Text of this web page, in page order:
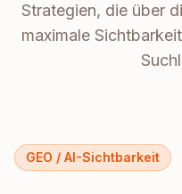
Strategien, die über
maximale
GEO / AI-Sichtbarkeit